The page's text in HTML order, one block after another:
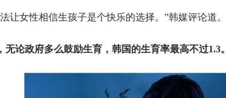
让女性相信生孩子是个快乐的选择。”韩媒评论道。
无论政府多么鼓励生育，韩国的生育率最高不过1.3。